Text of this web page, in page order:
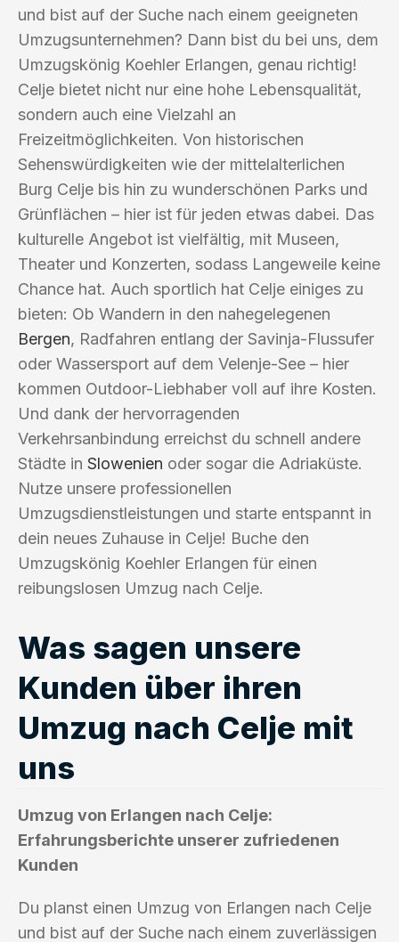
und bist auf der Suche nach einem geeigneten
Umzugsunternehmen? Dann bist du bei uns, dem
Umzugskönig Koehler Erlangen, genau richtig!
Celje bietet nicht nur eine hohe Lebensqualität,
sondern auch eine Vielzahl an
Freizeitmöglichkeiten. Von historischen
Sehenswürdigkeiten wie der mittelalterlichen
Burg Celje bis hin zu wunderschönen Parks und
Grünflächen – hier ist für jeden etwas dabei. Das
kulturelle Angebot ist vielfältig, mit Museen,
Theater und Konzerten, sodass Langeweile keine
Chance hat. Auch sportlich hat Celje einiges zu
bieten: Ob Wandern in den nahegelegenen
Bergen, Radfahren entlang der Savinja-Flussufer
oder Wassersport auf dem Velenje-See – hier
kommen Outdoor-Liebhaber voll auf ihre Kosten.
Und dank der hervorragenden
Verkehrsanbindung erreichst du schnell andere
Städte in Slowenien oder sogar die Adriaküste.
Nutze unsere professionellen
Umzugsdienstleistungen und starte entspannt in
dein neues Zuhause in Celje! Buche den
Umzugskönig Koehler Erlangen für einen
reibungslosen Umzug nach Celje.
Was sagen unsere
Kunden über ihren
Umzug nach Celje mit
uns
Umzug von Erlangen nach Celje:
Erfahrungsberichte unserer zufriedenen
Kunden
Du planst einen Umzug von Erlangen nach Celje
und bist auf der Suche nach einem zuverlässigen